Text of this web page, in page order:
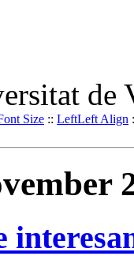
de
Size :: LeftLeft Align